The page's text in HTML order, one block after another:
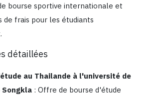
bourse sportive internationale et
de frais pour les étudiants
détaillées
au Thailande à l'université de
Songkla : Offre de bourse d'étude